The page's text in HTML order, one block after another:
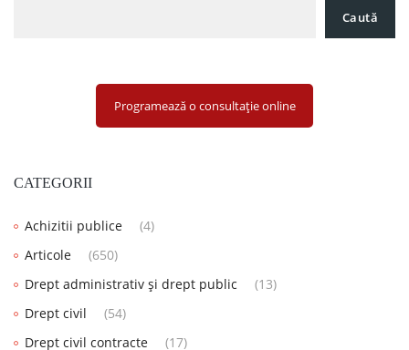
Caută
Programează o consultație online
CATEGORII
Achizitii publice
(4)
Articole
(650)
Drept administrativ și drept public
(13)
Drept civil
(54)
Drept civil contracte
(17)